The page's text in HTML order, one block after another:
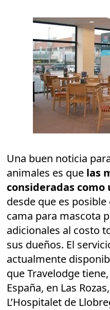
Una buen noticia
animales es que las
consideradas como
desde que es
cama para mascota
adicionales al costo
sus dueños. El
actualmente
que Travelodge
España, en Las
L’Hospitalet de